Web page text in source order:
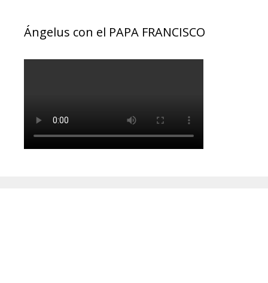
Ángelus con el PAPA FRANCISCO